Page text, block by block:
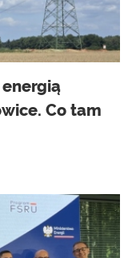
Co tam